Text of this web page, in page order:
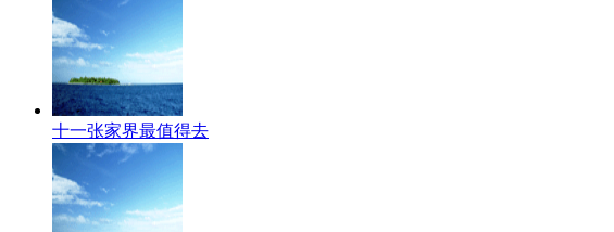
十一张家界最值得去